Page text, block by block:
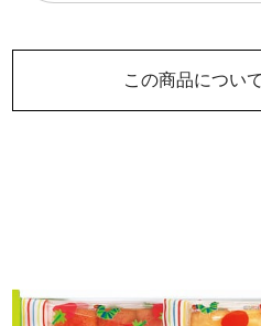
この商品につい